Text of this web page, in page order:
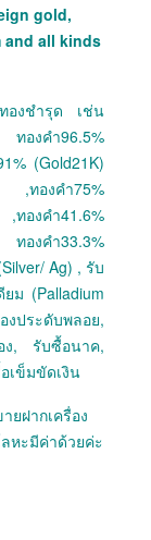
gold,
and all kinds
องชำรุด เช่น
คำ96.5%
(Gold21K)
งคำ75%
องคำ41.6%
องคำ33.3%
Ag) , รับ
ม (Palladium
ประดับพลอย,
ง, รับซื้อนาค,
เข็มขัดเงิน
ยฝากเครื่อง
หะมีค่าด้วยค่ะ